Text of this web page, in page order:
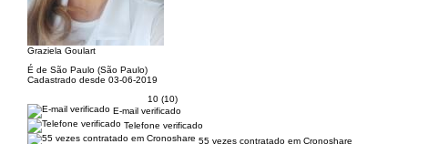
Graziela Goulart
É de São Paulo (São Paulo)
Cadastrado desde 03-06-2019
10 (10)
E-mail verificado
Telefone verificado
55 vezes contratado em Cronoshare